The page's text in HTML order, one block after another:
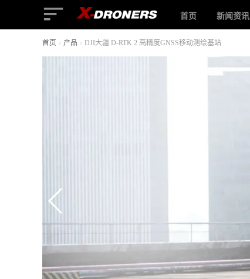
首页 新闻资讯
首页 › 产品 › DJI大疆 D-RTK 2 高精度GNSS移动测绘基站